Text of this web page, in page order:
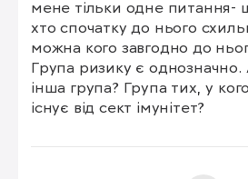
мене тільки одне питання-
хто спочатку до нього
можна кого завгодно до
Група ризику є однозначно.
інша група? Група тих, у
існує від сект імунітет?